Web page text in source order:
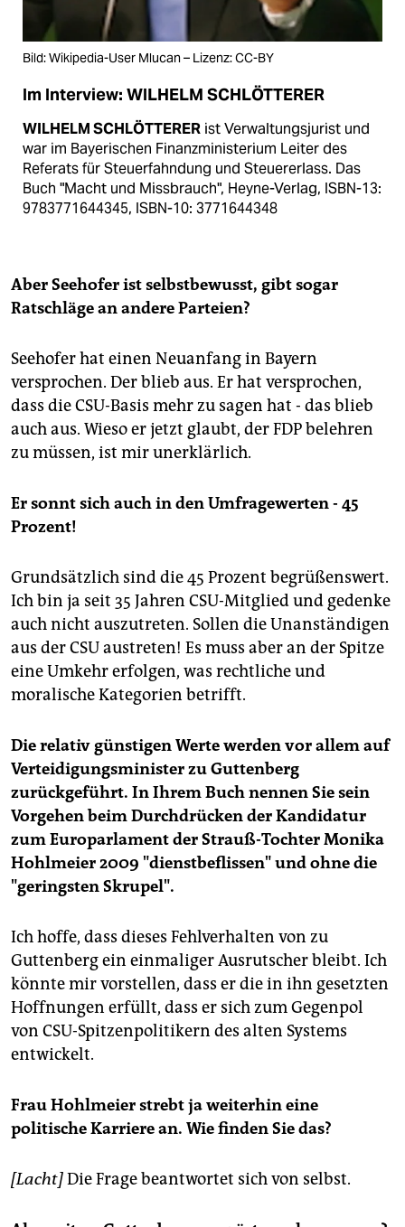
Bild: Wikipedia-User Mlucan – Lizenz: CC-BY
Im Interview: WILHELM SCHLÖTTERER
WILHELM SCHLÖTTERER ist Verwaltungsjurist und
war im Bayerischen Finanzministerium Leiter des
Referats für Steuerfahndung und Steuererlass. Das
Buch "Macht und Missbrauch", Heyne-Verlag, ISBN-13:
9783771644345, ISBN-10: 3771644348
Aber Seehofer ist selbstbewusst, gibt sogar
Ratschläge an andere Parteien?
Seehofer hat einen Neuanfang in Bayern
versprochen. Der blieb aus. Er hat versprochen,
dass die CSU-Basis mehr zu sagen hat - das blieb
auch aus. Wieso er jetzt glaubt, der FDP belehren
zu müssen, ist mir unerklärlich.
Er sonnt sich auch in den Umfragewerten - 45
Prozent!
Grundsätzlich sind die 45 Prozent begrüßenswert.
Ich bin ja seit 35 Jahren CSU-Mitglied und gedenke
auch nicht auszutreten. Sollen die Unanständigen
aus der CSU austreten! Es muss aber an der Spitze
eine Umkehr erfolgen, was rechtliche und
moralische Kategorien betrifft.
Die relativ günstigen Werte werden vor allem auf
Verteidigungsminister zu Guttenberg
zurückgeführt. In Ihrem Buch nennen Sie sein
Vorgehen beim Durchdrücken der Kandidatur
zum Europarlament der Strauß-Tochter Monika
Hohlmeier 2009 "dienstbeflissen" und ohne die
"geringsten Skrupel".
Ich hoffe, dass dieses Fehlverhalten von zu
Guttenberg ein einmaliger Ausrutscher bleibt. Ich
könnte mir vorstellen, dass er die in ihn gesetzten
Hoffnungen erfüllt, dass er sich zum Gegenpol
von CSU-Spitzenpolitikern des alten Systems
entwickelt.
Frau Hohlmeier strebt ja weiterhin eine
politische Karriere an. Wie finden Sie das?
[Lacht]Die Frage beantwortet sich von selbst.